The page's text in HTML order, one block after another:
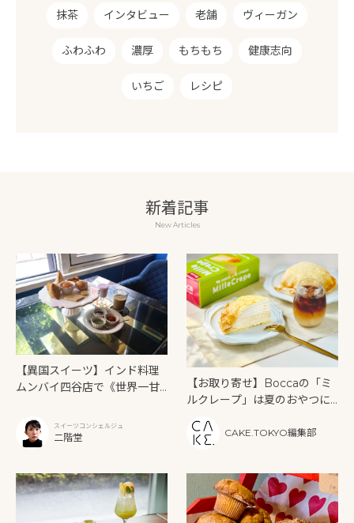
抹茶 インタビュー 老舗 ヴィーガン
ふわふわ 濃厚 もちもち 健康志向
いちご レシピ
新着記事
New Articles
【異国スイーツ】インド料理
ムンバイ四谷店で《世界一甘
ー》を味わうスイーツコンシェルジュ
二階堂
【お取り寄せ】Boccaの「ミ
ルクレープ」は夏のおやつに
CAKE.TOKYO編集部